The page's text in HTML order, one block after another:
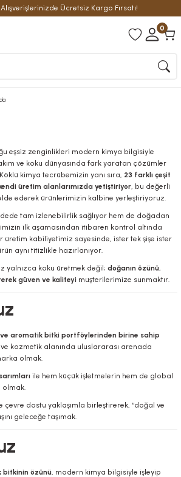
Ücretsiz Kargo Fırsatı!
Geri Dön
Geri Dön
Geri Dön
0
eşsiz zenginlikleri modern kimya bilgisiyle
ve koku dünyasında fark yaratan çözümler
kimya tecrübemizin yanı sıra, 23 farklı çeşit
üretim alanlarımızda yetiştiriyor, bu değerli
ederek ürünlerimizin kalbine yerleştiriyoruz.
tam izlenebilirlik sağlıyor hem de doğadan
ilk aşamasından itibaren kontrol altında
üretim kabiliyetimiz sayesinde, ister tek şişe ister
aynı titizlikle hazırlanıyor.
yalnızca koku üretmek değil; doğanın özünü,
güven ve kaliteyi müşterilerimize sunmaktır.
ve aromatik bitki portföylerinden birine sahip
kozmetik alanında uluslararası arenada
olmak.
ile hem küçük işletmelerin hem de global
olmak.
çevre dostu yaklaşımla birleştirerek, “doğal ve
geleceğe taşımak.
bitkinin özünü, modern kimya bilgisiyle işleyip